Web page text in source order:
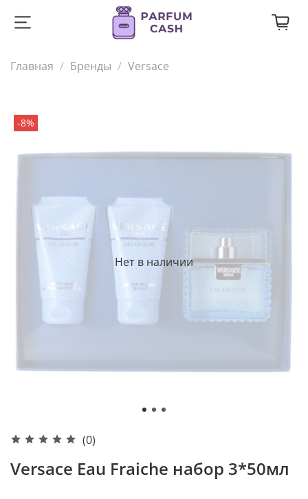
Главная Бренды Versace
Нет в наличии
-8%
(0)
Versace Eau Fraiche набор 3*50мл